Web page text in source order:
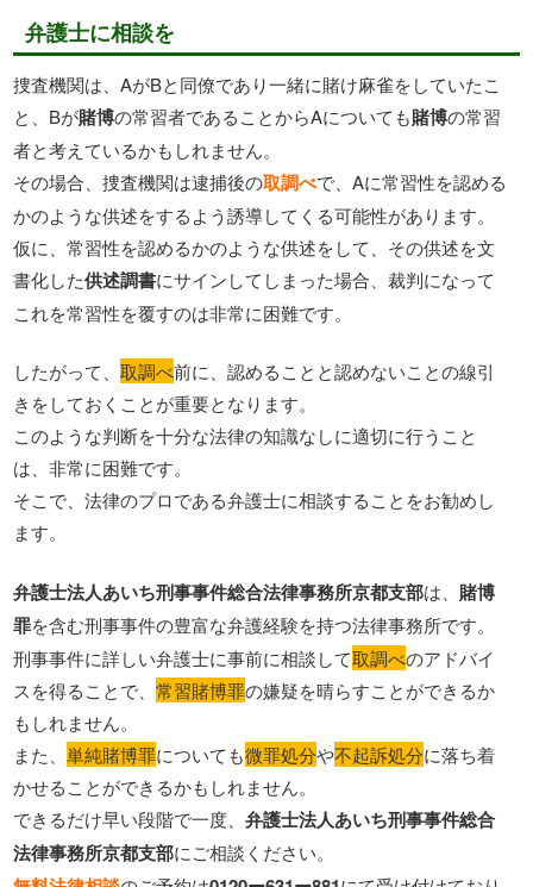
弁護士に相談を
捜査機関は、AがBと同僚であり一緒に賭け麻雀をしていたこ
と、Bが賭博の常習者であることからAについても賭博の常習
者と考えているかもしれません。
その場合、捜査機関は逮捕後の取調べで、Aに常習性を認める
かのような供述をするよう誘導してくる可能性があります。
仮に、常習性を認めるかのような供述をして、その供述を文
書化した供述調書にサインしてしまった場合、裁判になって
これを常習性を覆すのは非常に困難です。
したがって、取調べ前に、認めることと認めないことの線引
きをしておくことが重要となります。
このような判断を十分な法律の知識なしに適切に行うこと
は、非常に困難です。
そこで、法律のプロである弁護士に相談することをお勧めし
ます。
弁護士法人あいち刑事事件総合法律事務所京都支部は、 賭博
罪を含む刑事事件の豊富な弁護経験を持つ法律事務所です。
刑事事件に詳しい弁護士に事前に相談して取調べのアドバイ
スを得ることで、常習賭博罪の嫌疑を晴らすことができるか
もしれません。
また、単純賭博罪についても微罪処分や不起訴処分に落ち着
かせることができるかもしれません。
できるだけ早い段階で一度、弁護士法人あいち刑事事件総合
法律事務所京都支部にご相談ください。